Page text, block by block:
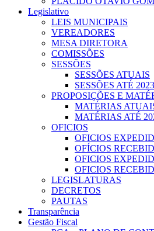
Legislativo
LEIS MUNICIPAIS
VEREADORES
MESA DIRETORA
COMISSÕES
SESSÕES
SESSÕES ATUAIS
SESSÕES ATÉ 2023
PROPOSIÇÕES E
MATÉRIAS
MATÉRIAS ATÉ
OFICIOS
OFICIOS
OFÍCIOS
OFICIOS
OFICIOS
LEGISLATURAS
DECRETOS
PAUTAS
Transparência
Gestão Fiscal